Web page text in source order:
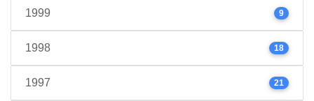
1999 9
1998 18
1997 21